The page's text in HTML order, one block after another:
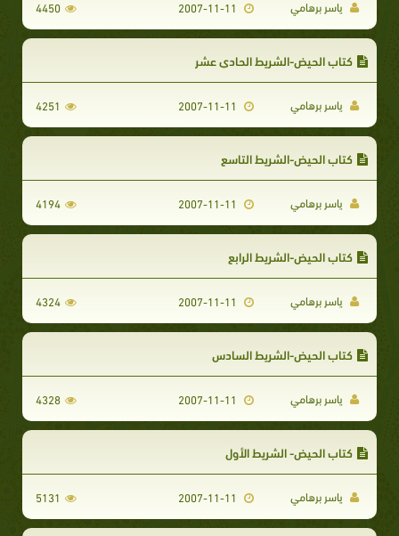
ياسر برهامي 4450
كتاب الحيض-الشريط الحادي عشر
ياسر برهامي 4251
كتاب الحيض-الشريط التاسع
ياسر برهامي 4194
كتاب الحيض-الشريط الرابع
ياسر برهامي 4324
كتاب الحيض-الشريط السادس
ياسر برهامي 4328
كتاب الحيض- الشريط الأول
ياسر برهامي 5131